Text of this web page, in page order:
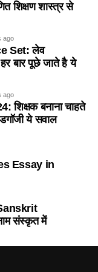
सहित
151 students in
of teachers
सार्वभौमिकीकरण
of RTE-2009
शिक्षण शास्त्र से
ago
Set: लेव
हर बार पूछे जाते है ये
ago
शिक्षक बनाना चाहते
ये सवाल
Essay in
संस्कृत में